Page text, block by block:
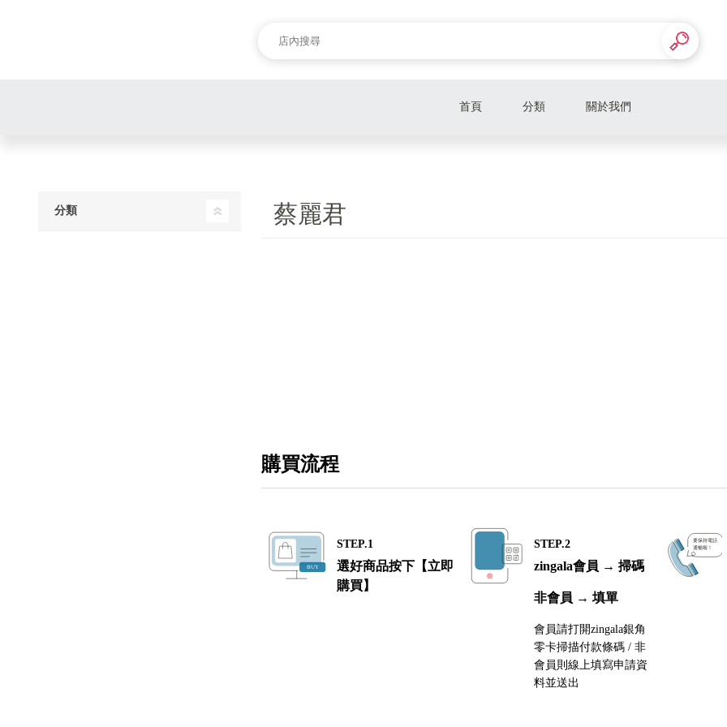
首頁 分類 關於我們
蔡麗君
購買流程
STEP.1
選好商品按下【立即
購買】
STEP.2
zingala會員 → 掃碼
非會員 → 填單
會員請打開zingala銀角
零卡掃描付款條碼 / 非
會員則線上填寫申請資
料並送出
分類